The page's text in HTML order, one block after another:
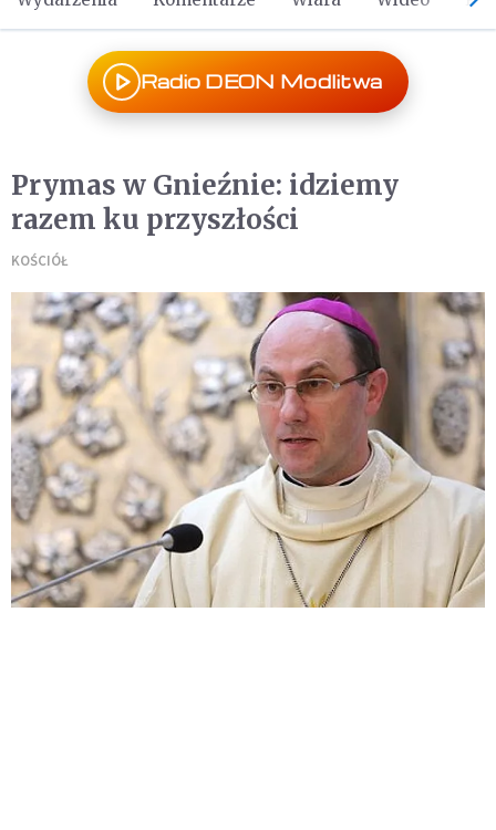
Radio DEON Modlitwa
Prymas w Gnieźnie: idziemy
razem ku przyszłości
KOŚCIÓŁ